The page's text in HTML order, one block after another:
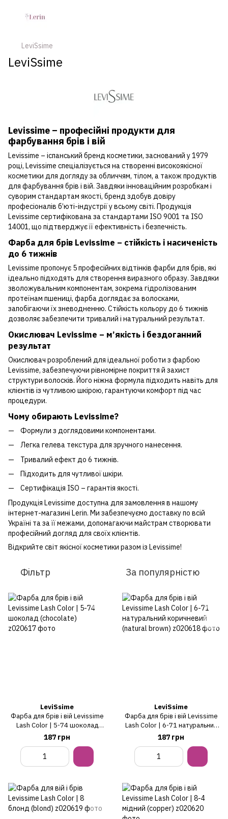
LeviSsime
LeviSsime
Levissime – професійні продукти для
фарбування брів і вій
Levissime – іспанський бренд косметики, заснований у 1979
році, Levissime спеціалізується на створенні високоякісної
косметики для догляду за обличчям, тілом, а також продуктів
для фарбування брів і вій. Завдяки інноваційним розробкам і
суворим стандартам якості, бренд здобув довіру
професіоналів б’юті-індустрії у всьому світі. Продукція
Levissime сертифікована за стандартами ISO 9001 та ISO
14001, що підтверджує її ефективність і безпечність.
Фарба для брів Levissime – стійкість і насиченість
до 6 тижнів
Levissime пропонує 5 професійних відтінків фарби для брів, які
ідеально підходять для створення виразного образу. Завдяки
зволожувальним компонентам, зокрема гідролізованим
протеїнам пшениці, фарба доглядає за волосками,
запобігаючи їх зневодненню. Стійкість кольору до 6 тижнів
дозволяє забезпечити тривалий і натуральний результат.
Окислювач Levissime – м’якість і бездоганний
результат
Окислювач розроблений для ідеальної роботи з фарбою
Levissime, забезпечуючи рівномірне покриття й захист
структури волосків. Його ніжна формула підходить навіть для
клієнтів із чутливою шкірою, гарантуючи комфорт під час
процедури.
Чому обирають Levissime?
Формули з доглядовими компонентами.
Легка гелева текстура для зручного нанесення.
Тривалий ефект до 6 тижнів.
Підходить для чутливої шкіри.
Сертифікація ISO – гарантія якості.
Продукція Levissime доступна для замовлення в нашому
інтернет-магазині Lerin. Ми забезпечуємо доставку по всій
Україні та за її межами, допомагаючи майстрам створювати
професійний догляд для своїх клієнтів.
Відкрийте світ якісної косметики разом із Levissime!
Фільтр За популярністю
LeviSsime
Фарба для брів і вій Levissime
Lash Color | 5-74 шоколад
(chocolate)
187 грн
LeviSsime
Фарба для брів і вій Levissime
Lash Color | 6-71 натуральний
коричневий (natural brown)
187 грн